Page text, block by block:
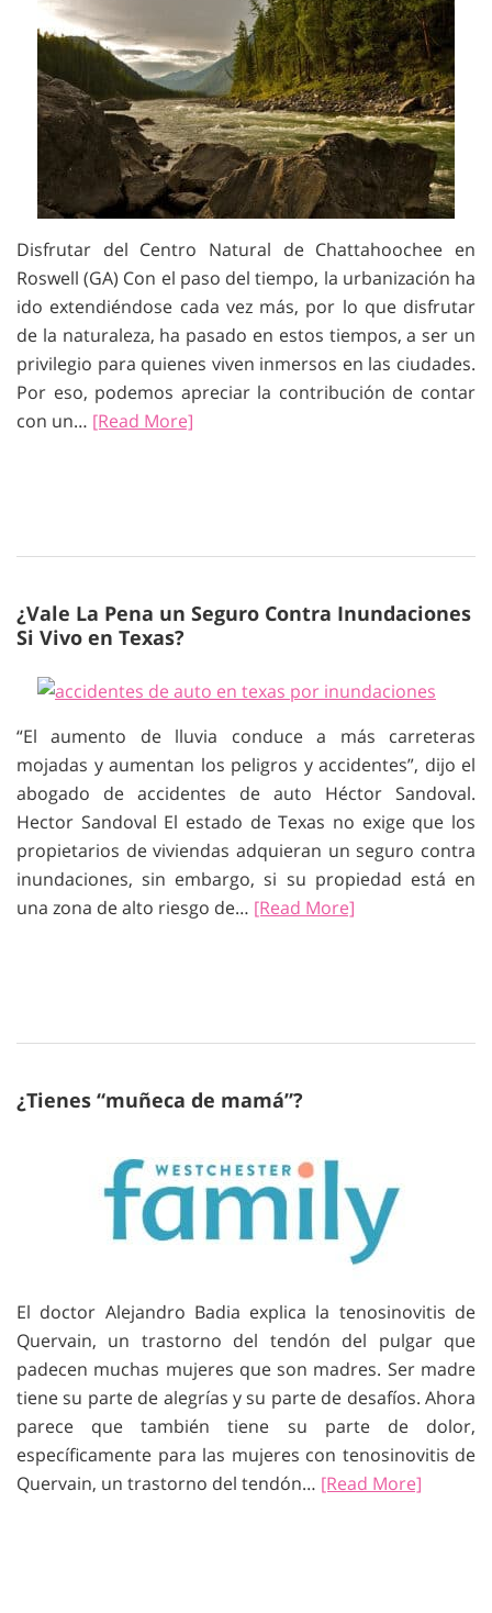
Disfrutar del Centro Natural de Chattahoochee en
Roswell (GA) Con el paso del tiempo, la urbanización ha
ido extendiéndose cada vez más, por lo que disfrutar
de la naturaleza, ha pasado en estos tiempos, a ser un
privilegio para quienes viven inmersos en las ciudades.
Por eso, podemos apreciar la contribución de contar
con un… [Read More]
¿Vale La Pena un Seguro Contra Inundaciones
Si Vivo en Texas?
“El aumento de lluvia conduce a más carreteras
mojadas y aumentan los peligros y accidentes”, dijo el
abogado de accidentes de auto Héctor Sandoval.
Hector Sandoval El estado de Texas no exige que los
propietarios de viviendas adquieran un seguro contra
inundaciones, sin embargo, si su propiedad está en
una zona de alto riesgo de… [Read More]
¿Tienes “muñeca de mamá”?
El doctor Alejandro Badia explica la tenosinovitis de
Quervain, un trastorno del tendón del pulgar que
padecen muchas mujeres que son madres. Ser madre
tiene su parte de alegrías y su parte de desafíos. Ahora
parece que también tiene su parte de dolor,
específicamente para las mujeres con tenosinovitis de
Quervain, un trastorno del tendón… [Read More]